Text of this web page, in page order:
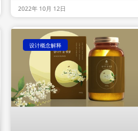
2022年 10月 12日
设计概念解释